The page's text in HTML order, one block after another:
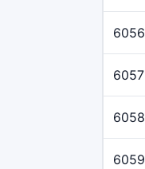
6056
6057
6058
6059